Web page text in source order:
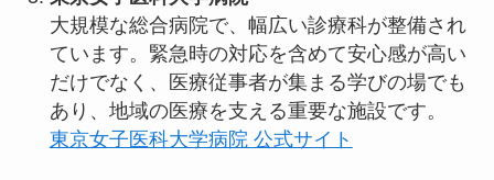
大規模な総合病院で、幅広い診療科が整備され
ています。緊急時の対応を含めて安心感が高い
だけでなく、医療従事者が集まる学びの場でも
あり、地域の医療を支える重要な施設です。
東京女子医科大学病院 公式サイト